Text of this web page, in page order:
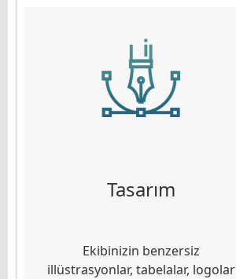
Tasarım
Ekibinizin benzersiz
illüstrasyonlar, tabelalar, logolar